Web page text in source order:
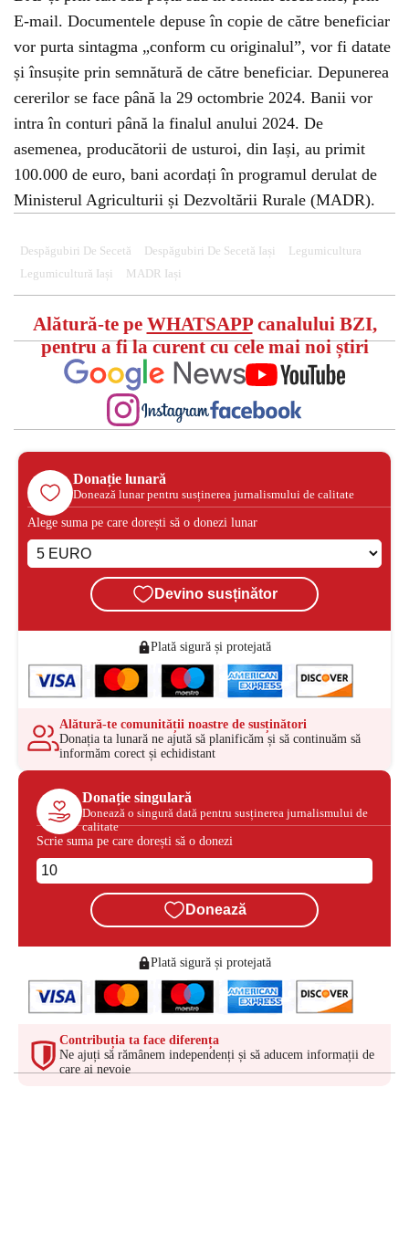
E-mail. Documentele depuse în copie de către beneficiar
vor purta sintagma „conform cu originalul”, vor fi datate
și însușite prin semnătură de către beneficiar. Depunerea
cererilor se face până la 29 octombrie 2024. Banii vor
intra în conturi până la finalul anului 2024. De
asemenea, producătorii de usturoi, din Iași, au primit
100.000 de euro, bani acordați în programul derulat de
Ministerul Agriculturii și Dezvoltării Rurale (MADR).
Despăgubiri De Secetă Despăgubiri De Secetă Iași
Legumicultura
Legumicultură Iași
MADR Iași
Alătură-te pe WHATSAPPcanalului BZI,
pentru a fi la curent cu cele mai noi știri
Donație lunară
Donează lunar pentru susținerea jurnalismului de calitate
Alege suma pe care dorești să o donezi lunar
Devino susținător
Plată sigură și protejată
Alătură-te comunității noastre de susținători
Donația ta lunară ne ajută să planificăm și să continuăm să
informăm corect și echidistant
Donație singulară
Donează o singură dată pentru susținerea jurnalismului de
calitate
Scrie suma pe care dorești să o donezi
Donează
Plată sigură și protejată
Contribuția ta face diferența
Ne ajuți să rămânem independenți și să aducem informații de
care ai nevoie